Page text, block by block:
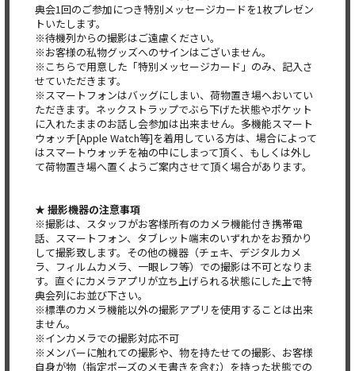
典会1回のご参加につき特別メッセージカードを1枚プレゼン
トいたします。
※待機列からの撮影はご遠慮ください。
※お客様の私物グッズへのサインはございません。
※こちらで用意した「特別メッセージカード」のみ、記入さ
せていただきます。
※スマートフォンはバッグにしまい、荷物置き場へおいてい
ただきます。ネックストラップでぶら下げた状態やポケット
に入れたままのお話し会参加は出来ません。多機能スマート
ウォッチ[Apple Watch等]を着用している方は、場合によって
はスマートウォッチを袖の中にしまって頂く、もしくは外し
て荷物置き場へ置くようご案内させて頂く場合があります。
★ 撮影機器の注意事項
※撮影は、スタッフがお客様所有のカメラ機能付き携帯電
話、スマートフォン、タブレット端末のいずれかをお預かり
して撮影致します。その他の機器（チェキ、デジタルカメ
ラ、フィルムカメラ、一眼レフ等）での撮影は不可となりま
す。直ぐにカメラアプリが立ち上げられる状態にした上で特
典会列にお並び下さい。
※標準のカメラ機能以外の撮影アプリを使用することは出来
ません。
※インカメラでの撮影対応不可
※メンバーに触れての撮影や、物を持たせての撮影、お客様
自身が物（指定ポーズのメモ書きを含む）を持った状態での